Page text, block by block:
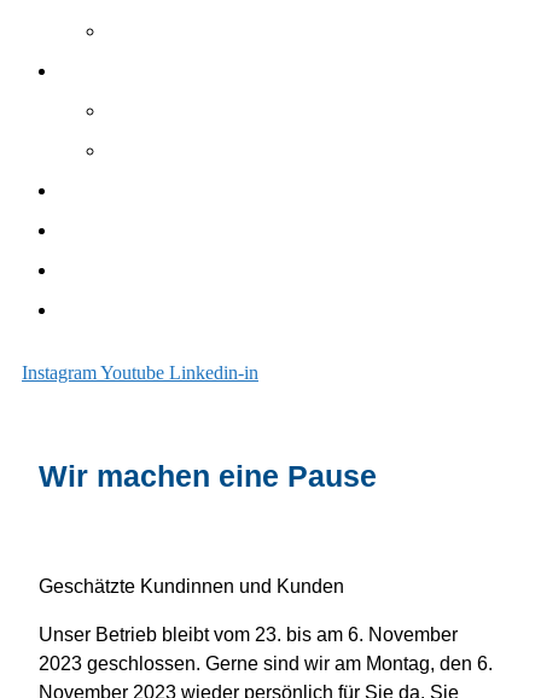
InstagramYoutube Linkedin-in
Wir machen eine Pause
Geschätzte Kundinnen und Kunden
Unser Betrieb bleibt vom 23. bis am 6. November
2023 geschlossen. Gerne sind wir am Montag, den 6.
November 2023 wieder persönlich für Sie da. Sie